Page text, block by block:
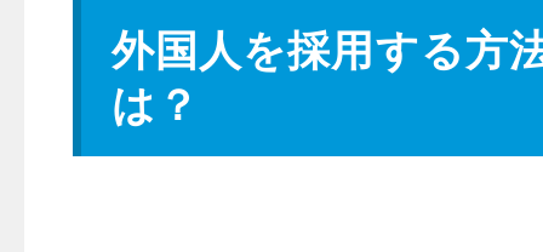
外国人を採用する方
は？